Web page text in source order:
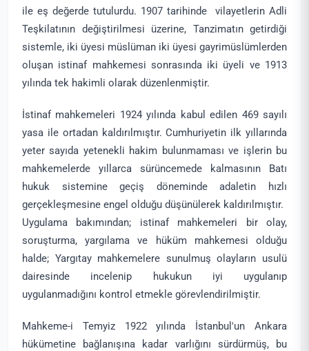
ile eş değerde tutulurdu. 1907 tarihinde vilayetlerin Adli
Teşkilatının değiştirilmesi üzerine, Tanzimatın getirdiği
sistemle, iki üyesi müslüman iki üyesi gayrimüslümlerden
oluşan istinaf mahkemesi sonrasında iki üyeli ve 1913
yılında tek hakimli olarak düzenlenmiştir.
İstinaf mahkemeleri 1924 yılında kabul edilen 469 sayılı
yasa ile ortadan kaldırılmıştır. Cumhuriyetin ilk yıllarında
yeter sayıda yetenekli hakim bulunmaması ve işlerin bu
mahkemelerde yıllarca sürüncemede kalmasının Batı
hukuk sistemine geçiş döneminde adaletin hızlı
gerçekleşmesine engel olduğu düşünülerek kaldırılmıştır.
Uygulama bakımından; istinaf mahkemeleri bir olay,
soruşturma, yargılama ve hüküm mahkemesi olduğu
halde; Yargıtay mahkemelere sunulmuş olayların usulü
dairesinde incelenip hukukun iyi uygulanıp
uygulanmadığını kontrol etmekle görevlendirilmiştir.
Mahkeme-i Temyiz 1922 yılında İstanbul'un Ankara
hükümetine bağlanışına kadar varlığını sürdürmüş, bu